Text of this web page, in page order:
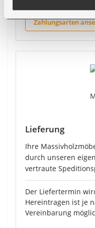
Zahlungsarten
Lieferung
Ihre
durch unseren
vertraute
Der Liefertermin
Hereintragen ist je
Vereinbarung